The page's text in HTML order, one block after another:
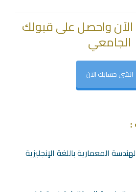
واحصل على قبولك
الجامعي
انشى حسابك الآن
:
المعمارية باللغة الإنجليزية